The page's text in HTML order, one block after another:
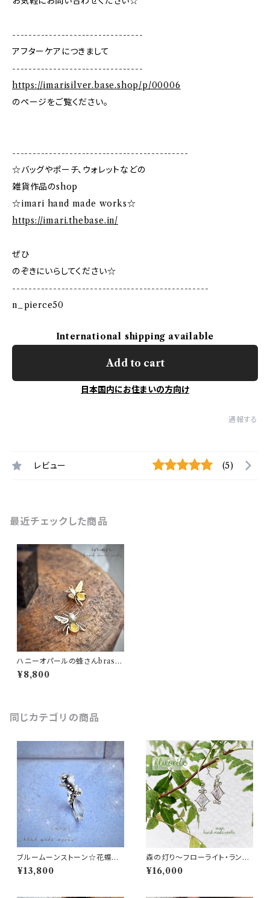
--------------------------------
アフターケアにつきまして
--------------------------------
https://imarisilver.base.shop/p/00006
のページをご覧ください。
-------------------------------------------
☆バッグやポーチ、ウォレットなどの
雑貨作品のshop
☆imari hand made works☆
https://imari.thebase.in/
ぜひ
のぞきにいらしてください☆
------------------------------------------------
n_pierce50
International shipping available
Add to cart
日本国内にお住まいの方向け
通報する
レビュー (5)
最近チェックした商品
ハニーオパールの蜂さんbrass
ピアス～1匹～
¥8,800
同じカテゴリの商品
ブルームーンストーン☆花蝶を
飾ったイヤーカフ
¥13,800
森の灯り～フローライト・ランプ
のピアス～
¥16,000